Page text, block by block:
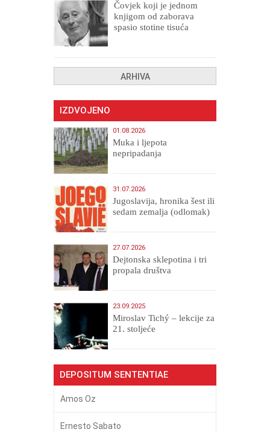
Čovjek koji je jednom
knjigom od zaborava
spasio stotine tisuća
ARHIVA
IZDVOJENO
01.08.2026
Muka i ljepota
nepripadanja
31.07.2026
Jugoslavija, hronika šest ili
sedam zemalja (odlomak)
27.07.2026
Dejtonska sklepotina i tri
propala društva
23.09.2025
Miroslav Tichý – lekcije za
21. stoljeće
DEPOSITUM SENTENTIAE
Amos Oz
Ernesto Sabato